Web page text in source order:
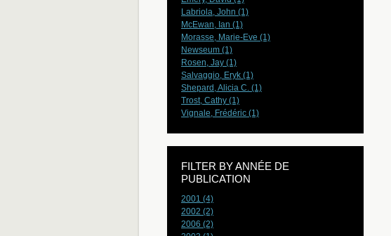
Labriola, John (1)
McEwan, Ian (1)
Morasse, Marie-Eve (1)
Newseum (1)
Rosen, Jay (1)
Salvaggio, Eryk (1)
Shepard, Alicia C. (1)
Trost, Cathy (1)
Vignale, Frédéric (1)
FILTER BY ANNÉE DE
PUBLICATION
2001 (4)
2002 (2)
2006 (2)